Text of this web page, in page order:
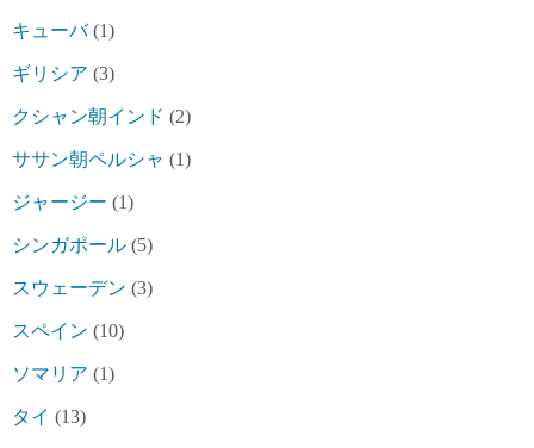
キューバ(1)
ギリシア (3)
クシャン朝インド (2)
ササン朝ペルシャ (1)
ジャージー (1)
シンガポール (5)
スウェーデン (3)
スペイン (10)
ソマリア (1)
タイ (13)